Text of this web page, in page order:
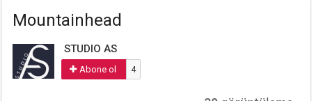
Mountainhead
STUDIO AS
Abone ol 4